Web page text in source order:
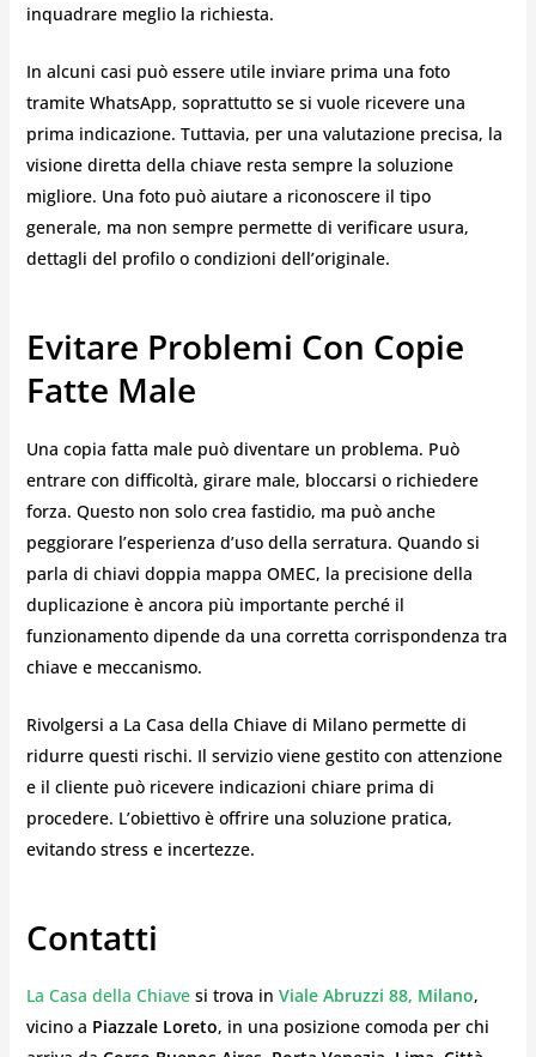
inquadrare meglio la richiesta.
In alcuni casi può essere utile inviare prima una foto
tramite WhatsApp, soprattutto se si vuole ricevere una
prima indicazione. Tuttavia, per una valutazione precisa, la
visione diretta della chiave resta sempre la soluzione
migliore. Una foto può aiutare a riconoscere il tipo
generale, ma non sempre permette di verificare usura,
dettagli del profilo o condizioni dell’originale.
Evitare Problemi Con Copie
Fatte Male
Una copia fatta male può diventare un problema. Può
entrare con difficoltà, girare male, bloccarsi o richiedere
forza. Questo non solo crea fastidio, ma può anche
peggiorare l’esperienza d’uso della serratura. Quando si
parla di chiavi doppia mappa OMEC, la precisione della
duplicazione è ancora più importante perché il
funzionamento dipende da una corretta corrispondenza tra
chiave e meccanismo.
Rivolgersi a La Casa della Chiave di Milano permette di
ridurre questi rischi. Il servizio viene gestito con attenzione
e il cliente può ricevere indicazioni chiare prima di
procedere. L’obiettivo è offrire una soluzione pratica,
evitando stress e incertezze.
Contatti
La Casa della Chiavesi trova in Viale Abruzzi 88, Milano,
vicino a Piazzale Loreto, in una posizione comoda per chi